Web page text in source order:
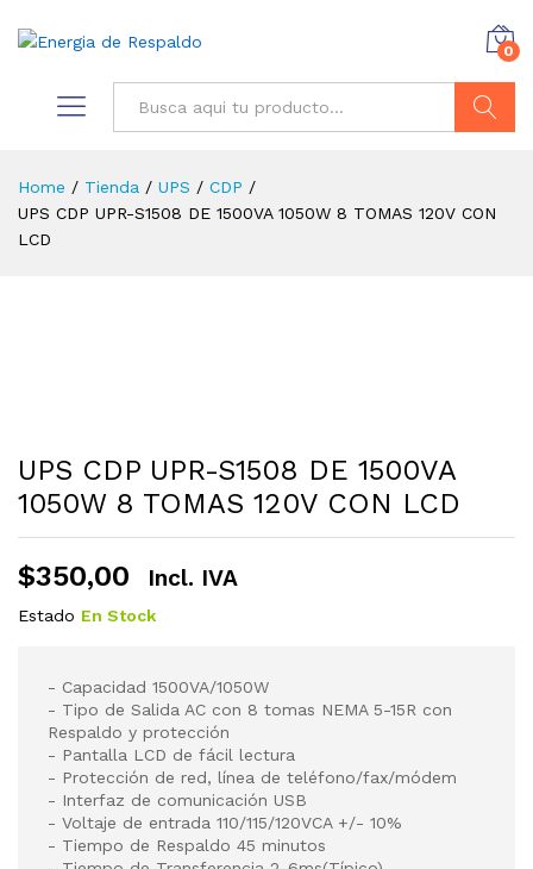
0
Home / Tienda / UPS / CDP /
UPS CDP UPR-S1508 DE 1500VA 1050W 8 TOMAS 120V CON
LCD
UPS CDP UPR-S1508 DE 1500VA
1050W 8 TOMAS 120V CON LCD
$350,00 Incl. IVA
Estado En Stock
- Capacidad 1500VA/1050W
- Tipo de Salida AC con 8 tomas NEMA 5-15R con
Respaldo y protección
- Pantalla LCD de fácil lectura
- Protección de red, línea de teléfono/fax/módem
- Interfaz de comunicación USB
- Voltaje de entrada 110/115/120VCA +/- 10%
- Tiempo de Respaldo 45 minutos